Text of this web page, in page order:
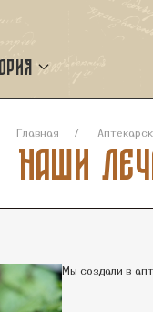
Главная
Наши
Мы создали в